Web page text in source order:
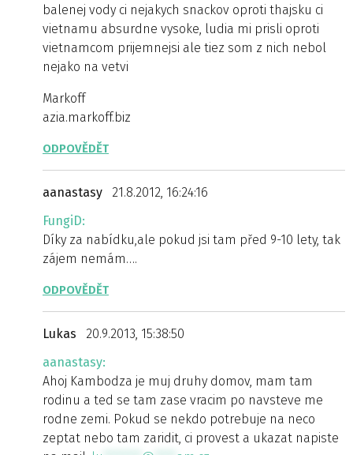
balenej vody ci nejakych snackov oproti thajsku ci
vietnamu absurdne vysoke, ludia mi prisli oproti
vietnamcom prijemnejsi ale tiez som z nich nebol
nejako na vetvi
Markoff
azia.markoff.biz
ODPOVĚDĚT
aanastasy
21.8.2012, 16:24:16
FungiD:
Díky za nabídku,ale pokud jsi tam před 9-10 lety, tak
zájem nemám….
ODPOVĚDĚT
Lukas
20.9.2013, 15:38:50
aanastasy:
Ahoj Kambodza je muj druhy domov, mam tam
rodinu a ted se tam zase vracim po navsteve me
rodne zemi. Pokud se nekdo potrebuje na neco
zeptat nebo tam zaridit, ci provest a ukazat napiste